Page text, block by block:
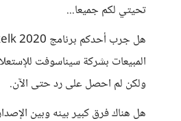
تحيتي لكم جميعا...
المبيعات بشركة سيناسوفت
ولكن لم احصل على رد حتى الآن.
هل هناك فرق كبير بينه وبين